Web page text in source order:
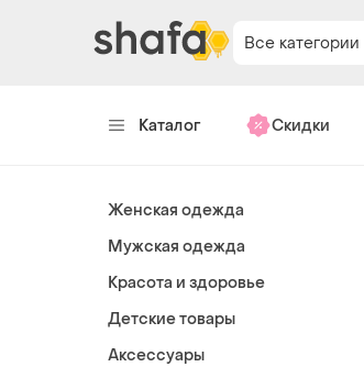
Все категории
Каталог Скидки
Женская одежда
Мужская одежда
Красота и здоровье
Детские товары
Аксессуары